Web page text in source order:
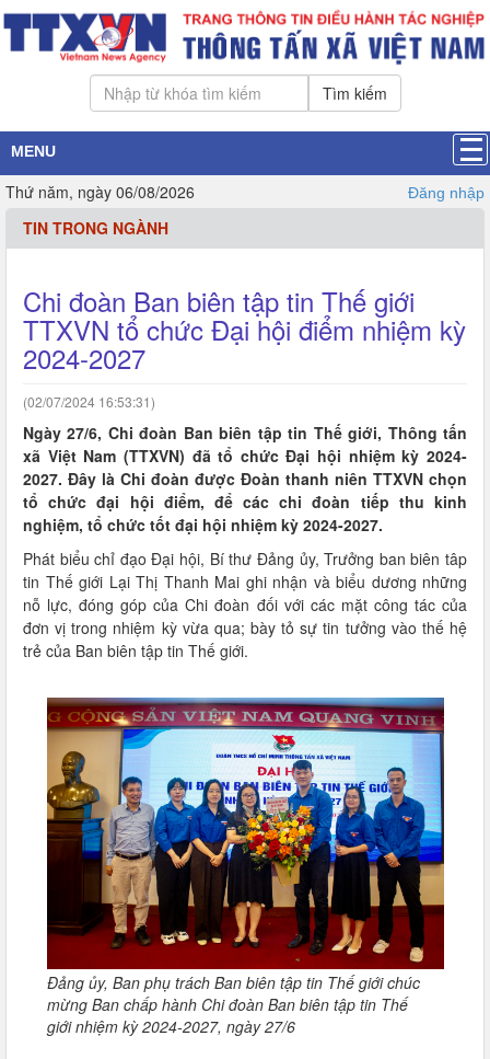
Tìm kiếm
MENU
Thứ năm, ngày 06/08/2026 Đăng nhập
TIN TRONG NGÀNH
Chi đoàn Ban biên tập tin Thế giới
TTXVN tổ chức Đại hội điểm nhiệm kỳ
2024-2027
(02/07/2024 16:53:31)
Ngày 27/6, Chi đoàn Ban biên tập tin Thế giới, Thông tấn
xã Việt Nam (TTXVN) đã tổ chức Đại hội nhiệm kỳ 2024-
2027. Đây là Chi đoàn được Đoàn thanh niên TTXVN chọn
tổ chức đại hội điểm, để các chi đoàn tiếp thu kinh
nghiệm, tổ chức tốt đại hội nhiệm kỳ 2024-2027.
Phát biểu chỉ đạo Đại hội, Bí thư Đảng ủy, Trưởng ban biên tâp
tin Thế giới Lại Thị Thanh Mai ghi nhận và biểu dương những
nỗ lực, đóng góp của Chi đoàn đối với các mặt công tác của
đơn vị trong nhiệm kỳ vừa qua; bày tỏ sự tin tưởng vào thế hệ
trẻ của Ban biên tập tin Thế giới.
Đảng ủy, Ban phụ trách Ban biên tập tin Thế giới chúc
mừng Ban chấp hành Chi đoàn Ban biên tập tin Thế
giới nhiệm kỳ 2024-2027, ngày 27/6